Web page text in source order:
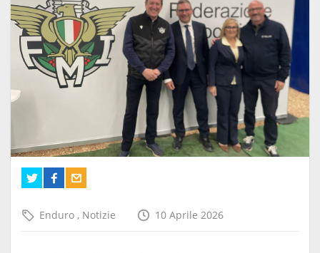
Enduro , Notizie 10 Aprile 2026